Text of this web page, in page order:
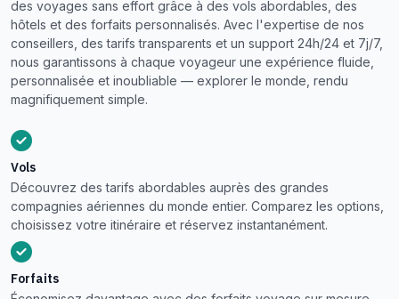
des voyages sans effort grâce à des vols abordables, des
hôtels et des forfaits personnalisés. Avec l'expertise de nos
conseillers, des tarifs transparents et un support 24h/24 et 7j/7,
nous garantissons à chaque voyageur une expérience fluide,
personnalisée et inoubliable — explorer le monde, rendu
magnifiquement simple.
Vols
Découvrez des tarifs abordables auprès des grandes
compagnies aériennes du monde entier. Comparez les options,
choisissez votre itinéraire et réservez instantanément.
Forfaits